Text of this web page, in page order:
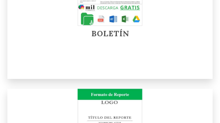
BOLETÍN